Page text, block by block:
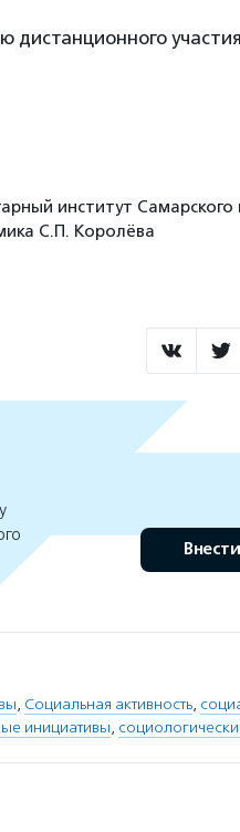
институт Самарского
С.П. Королёва
, Социальная активность,
инициативы,